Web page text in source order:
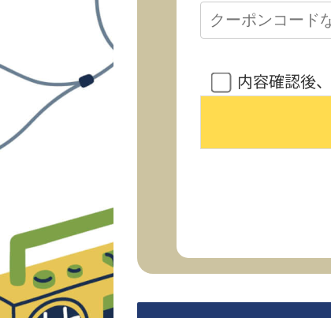
内容確認後、